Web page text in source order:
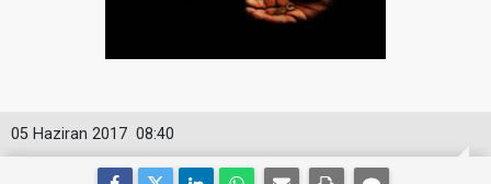
08:40
05 Haziran 2017